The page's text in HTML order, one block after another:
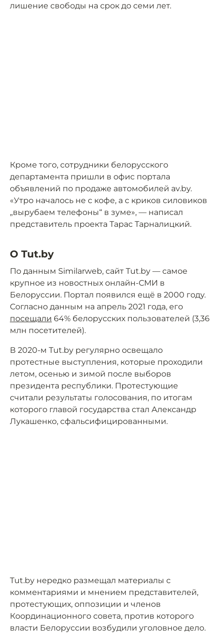
лишение свободы на срок до семи лет.
Кроме того, сотрудники белорусского
департамента пришли в офис портала
объявлений по продаже автомобилей av.by.
«Утро началось не с кофе, а с криков силовиков
„вырубаем телефоны“ в зуме», — написал
представитель проекта Тарас Тарналицкий.
О Tut.by
По данным Similarweb, сайт Tut.by — самое
крупное из новостных онлайн-СМИ в
Белоруссии. Портал появился ещё в 2000 году.
Согласно данным на апрель 2021 года, его
посещали 64% белорусских пользователей (3,36
млн посетителей).
В 2020-м Tut.by регулярно освещало
протестные выступления, которые проходили
летом, осенью и зимой после выборов
президента республики. Протестующие
считали результаты голосования, по итогам
которого главой государства стал Александр
Лукашенко, сфальсифицированными.
Tut.by нередко размещал материалы с
комментариями и мнением представителей,
протестующих, оппозиции и членов
Координационного совета, против которого
власти Белоруссии возбудили уголовное дело.